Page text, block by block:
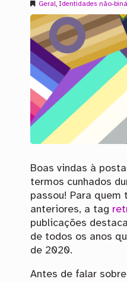
Geral, Identidades não-
Boas vindas à
termos cunhados
passou! Para
anteriores, a tag
publicações
de todos os anos
de 2020.
Antes de falar